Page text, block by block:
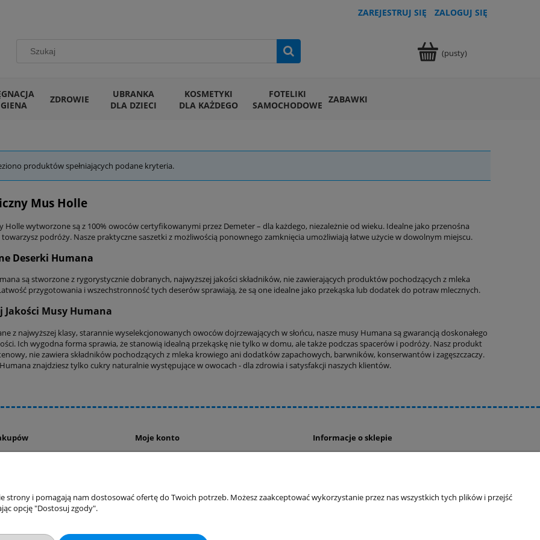
ZAREJESTRUJ SIĘ ZALOGUJ SIĘ
(pusty)
ZDROWIE
UBRANKA
DLA DZIECI
KOSMETYKI
DLA KAŻDEGO
FOTELIKI
SAMOCHODOWE ZABAWKI
produktów spełniających podane kryteria.
Mus Holle
Holle wytworzone są z 100% owoców certyfikowanymi przez Demeter – dla każdego, niezależnie od wieku. Idealne jako przenośna
towarzysz podróży. Nasze praktyczne saszetki z możliwością ponownego zamknięcia umożliwiają łatwe użycie w dowolnym miejscu.
Deserki Humana
są stworzone z rygorystycznie dobranych, najwyższej jakości składników, nie zawierających produktów pochodzących z mleka
przygotowania i wszechstronność tych deserów sprawiają, że są one idealne jako przekąska lub dodatek do potraw mlecznych.
Jakości Musy Humana
z najwyższej klasy, starannie wyselekcjonowanych owoców dojrzewających w słońcu, nasze musy Humana są gwarancją doskonałego
Ich wygodna forma sprawia, że stanowią idealną przekąskę nie tylko w domu, ale także podczas spacerów i podróży. Nasz produkt
nie zawiera składników pochodzących z mleka krowiego ani dodatków zapachowych, barwników, konserwantów i zagęszczaczy.
znajdziesz tylko cukry naturalnie występujące w owocach - dla zdrowia i satysfakcji naszych klientów.
dostawy
Moje konto Informacje o sklepie
strony i pomagają nam dostosować ofertę do Twoich potrzeb. Możesz zaakceptować wykorzystanie przez nas wszystkich tych plików i przejść
opcję "Dostosuj zgody".